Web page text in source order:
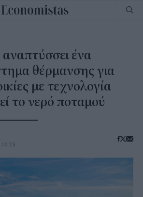
ένα
θέρμανσης για
με τεχνολογία
το νερό ποταμού
14:25